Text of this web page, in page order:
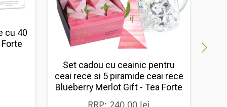
cu 40
Set cadou cu ceainic pentru
ceai rece si 5 piramide ceai rece
Blueberry Merlot Gift - Tea Forte
240,00 lei